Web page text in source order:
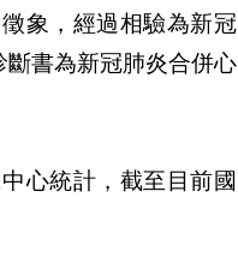
象，經過相驗為新冠
斷書為新冠肺炎合併心
心統計，截至目前國